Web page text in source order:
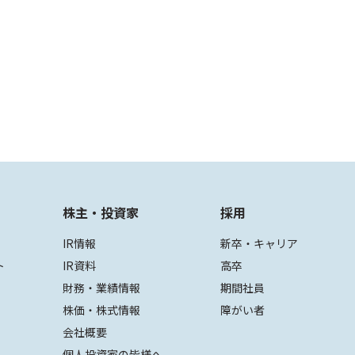
株主・投資家
IR情報
IR資料
財務・業績情報
株価・株式情報
会社概要
採用
新卒・キャリア
高卒
期間社員
障がい者